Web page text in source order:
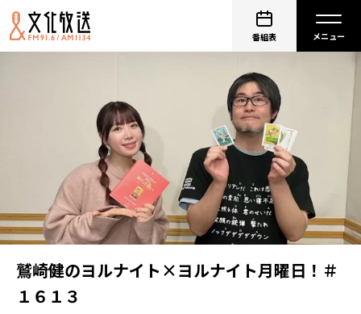
番組表
鷲崎健のヨルナイト×ヨルナイト月曜日！＃
１６１３